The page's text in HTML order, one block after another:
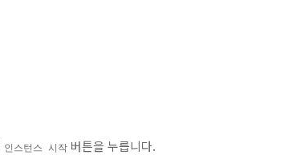
인스턴스 시작 버튼을 누릅니다.